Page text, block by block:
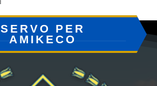
SERVO PER
AMIKECO